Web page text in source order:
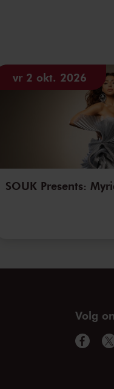
vr 2 okt. 2026
SOUK Presents:
Volg